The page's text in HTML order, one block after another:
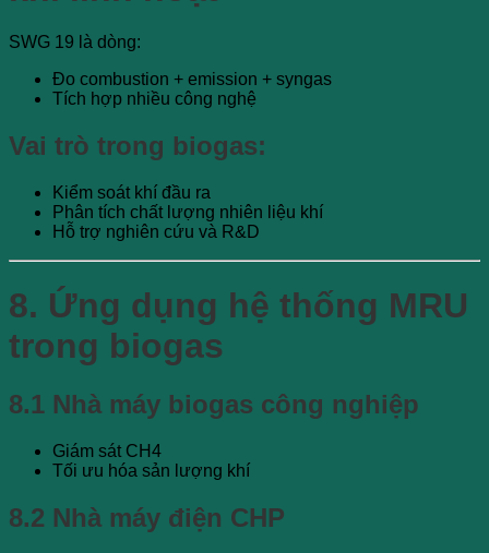
SWG 19 là dòng:
Đo combustion + emission + syngas
Tích hợp nhiều công nghệ
Vai trò trong biogas:
Kiểm soát khí đầu ra
Phân tích chất lượng nhiên liệu khí
Hỗ trợ nghiên cứu và R&D
8. Ứng dụng hệ thống MRU
trong biogas
8.1 Nhà máy biogas công nghiệp
Giám sát CH4
Tối ưu hóa sản lượng khí
8.2 Nhà máy điện CHP